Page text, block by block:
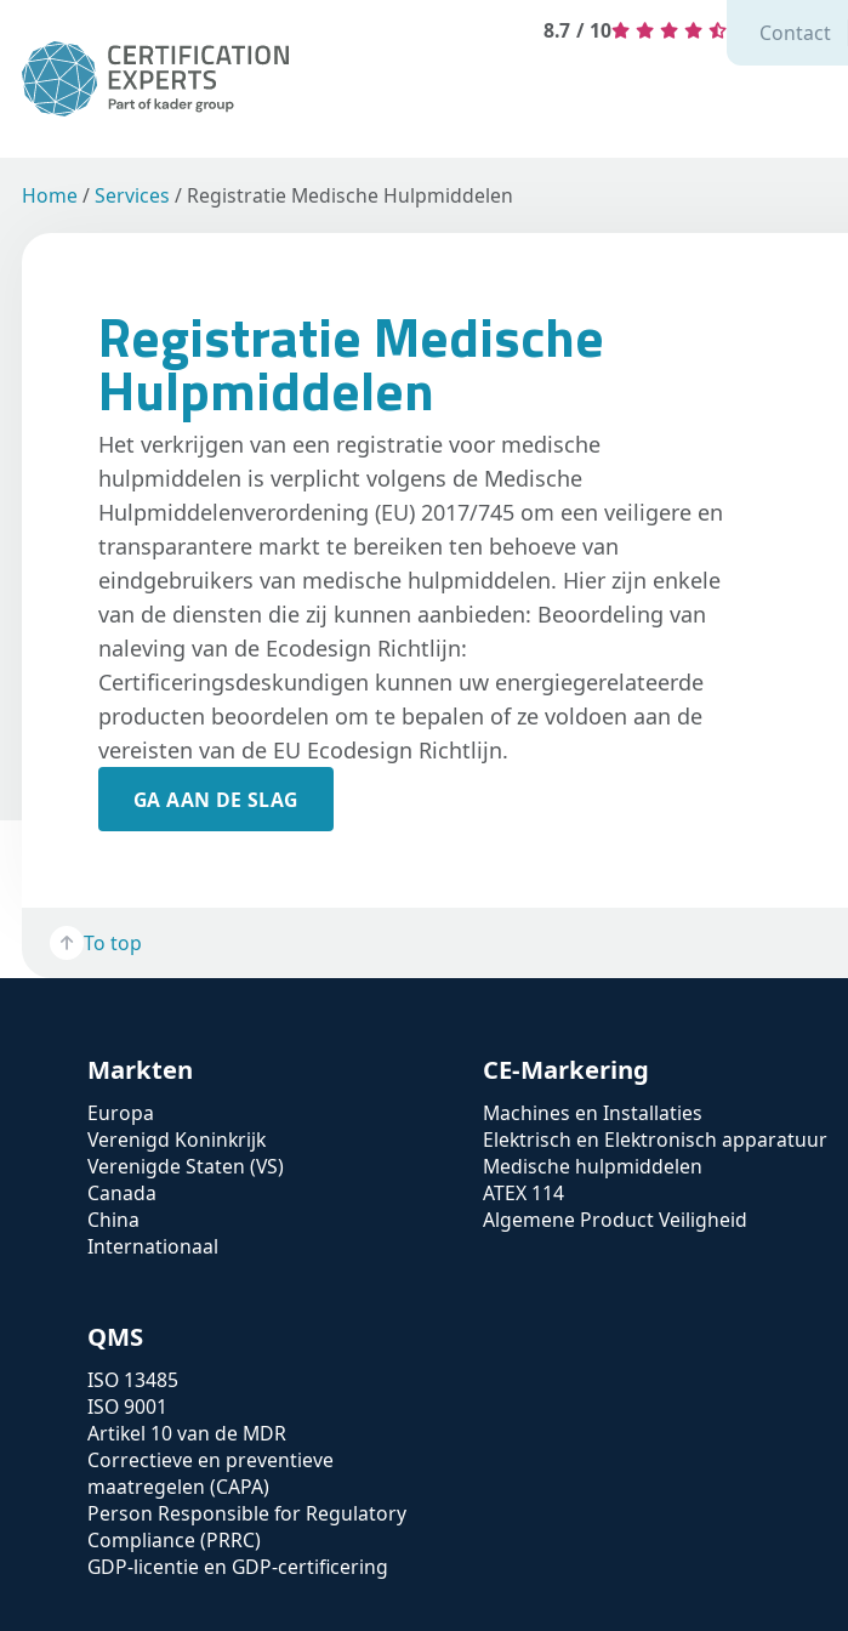
8.7 / 10 Contact
Home /Services / Registratie Medische Hulpmiddelen
Registratie Medische
Hulpmiddelen
Het verkrijgen van een registratie voor medische
hulpmiddelen is verplicht volgens de Medische
Hulpmiddelenverordening (EU) 2017/745 om een veiligere en
transparantere markt te bereiken ten behoeve van
eindgebruikers van medische hulpmiddelen. Hier zijn enkele
van de diensten die zij kunnen aanbieden: Beoordeling van
naleving van de Ecodesign Richtlijn:
Certificeringsdeskundigen kunnen uw energiegerelateerde
producten beoordelen om te bepalen of ze voldoen aan de
vereisten van de EU Ecodesign Richtlijn.
GA AAN DE SLAG
To top
Markten
Europa
Verenigd Koninkrijk
Verenigde Staten (VS)
Canada
China
Internationaal
CE-Markering
Machines en Installaties
Elektrisch en Elektronisch apparatuur
Medische hulpmiddelen
ATEX 114
Algemene Product Veiligheid
QMS
ISO 13485
ISO 9001
Artikel 10 van de MDR
Correctieve en preventieve
maatregelen (CAPA)
Person Responsible for Regulatory
Compliance (PRRC)
GDP-licentie en GDP-certificering